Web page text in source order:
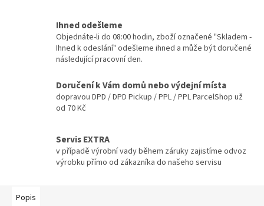
Ihned odešleme
Objednáte-li do 08:00 hodin, zboží označené "Skladem -
Ihned k odeslání" odešleme ihned a může být doručené
následující pracovní den.
Doručení k Vám domů nebo výdejní místa
dopravou DPD / DPD Pickup / PPL / PPL ParcelShop už
od 70 Kč
Servis EXTRA
v případě výrobní vady během záruky zajistíme odvoz
výrobku přímo od zákazníka do našeho servisu
Popis